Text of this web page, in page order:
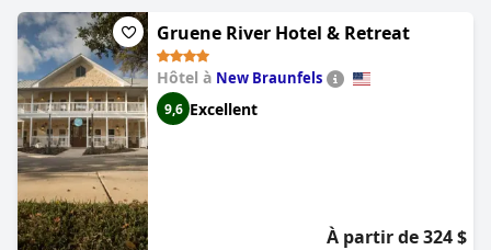
Gruene River Hotel & Retreat
Hôtel à New Braunfels
9,6 Excellent
À partir de 324 $